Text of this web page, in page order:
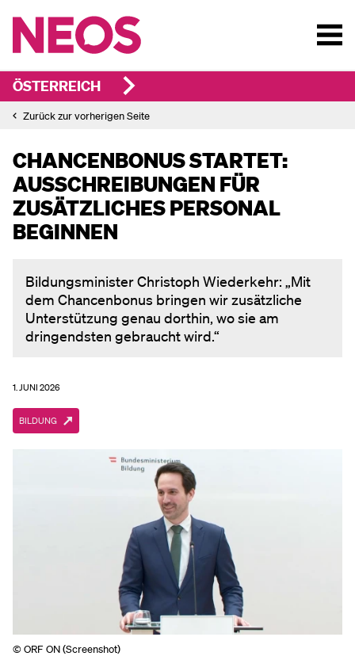
ÖSTERREICH
Zurück zur vorherigen Seite
CHANCENBONUS STARTET:
AUSSCHREIBUNGEN FÜR
ZUSÄTZLICHES PERSONAL
BEGINNEN
Bildungsminister Christoph Wiederkehr: „Mit
dem Chancenbonus bringen wir zusätzliche
Unterstützung genau dorthin, wo sie am
dringendsten gebraucht wird.“
1. JUNI 2026
BILDUNG
© ORF ON (Screenshot)